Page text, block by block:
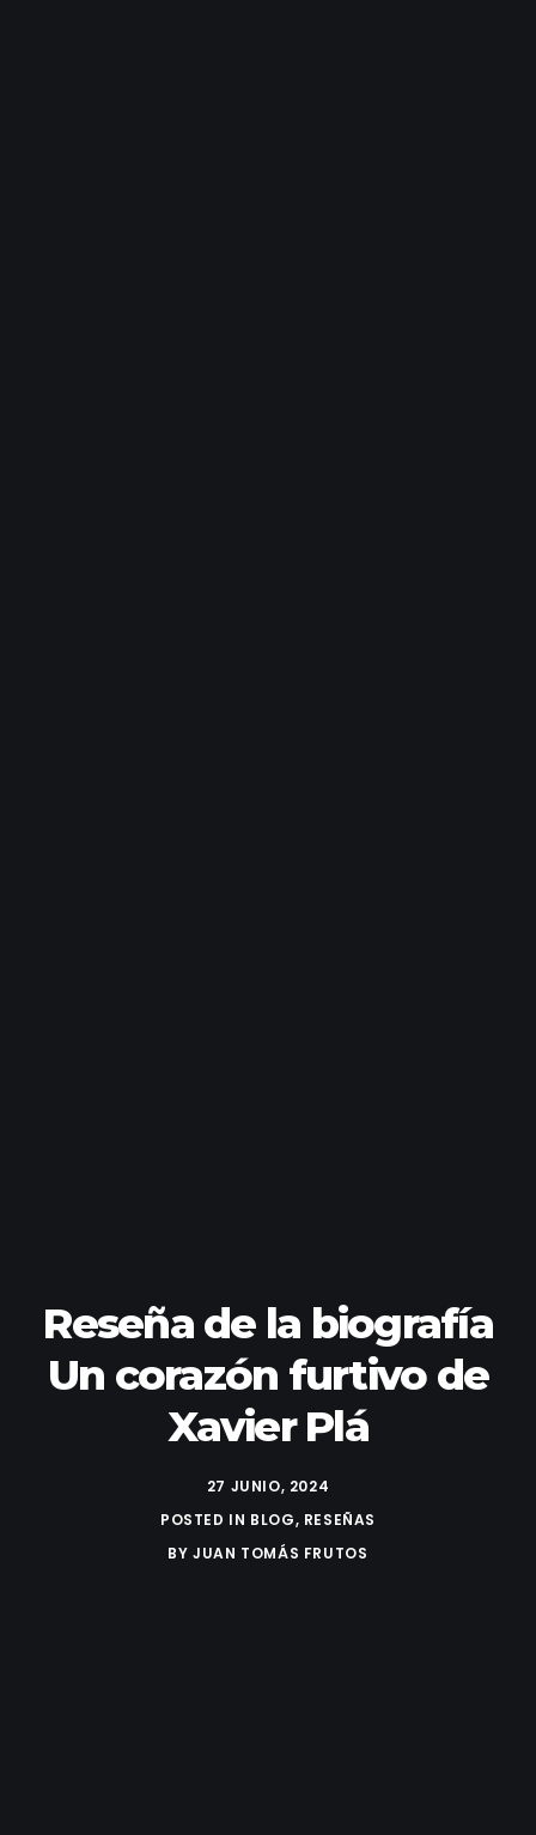
Reseña de la biografía
Un corazón furtivo de
Xavier Plá
27 JUNIO, 2024
POSTED IN BLOG, RESEÑAS
BYJUAN TOMÁS FRUTOS